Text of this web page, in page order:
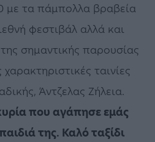
με τα πάμπολλα βραβεία
φεστιβάλ αλλά και
σημαντικής παρουσίας
ταινίες
Άντζελας Ζήλεια.
που αγάπησε εμάς
της. Καλό ταξίδι